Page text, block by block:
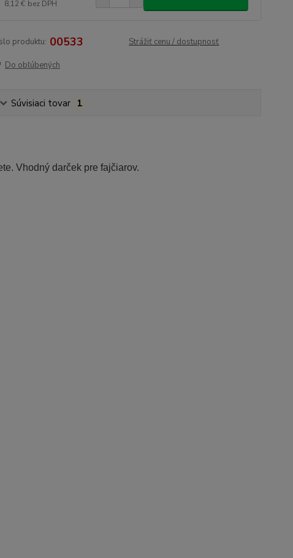
8,12 € bez DPH
produktu: 00533 Strážiť cenu / dostupnosť
Do obľúbených
Súvisiaci tovar 1
Vhodný darček pre fajčiarov.